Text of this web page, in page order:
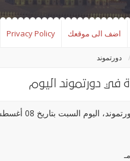
اضف الى موقعك Privacy Policy
دورتموند
في دورتموند اليوم